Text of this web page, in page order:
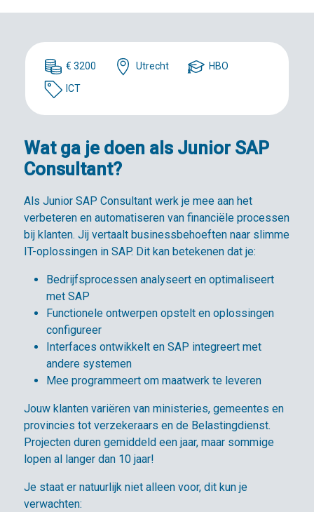
€ 3200 Utrecht
HBO
ICT
Wat ga je doen als Junior SAP
Consultant?
Als Junior SAP Consultant werk je mee aan het
verbeteren en automatiseren van financiële processen
bij klanten. Jij vertaalt businessbehoeften naar slimme
IT-oplossingen in SAP. Dit kan betekenen dat je:
Bedrijfsprocessen analyseert en optimaliseert
met SAP
Functionele ontwerpen opstelt en oplossingen
configureer
Interfaces ontwikkelt en SAP integreert met
andere systemen
Mee programmeert om maatwerk te leveren
Jouw klanten variëren van ministeries, gemeentes en
provincies tot verzekeraars en de Belastingdienst.
Projecten duren gemiddeld een jaar, maar sommige
lopen al langer dan 10 jaar!
Je staat er natuurlijk niet alleen voor, dit kun je
verwachten: